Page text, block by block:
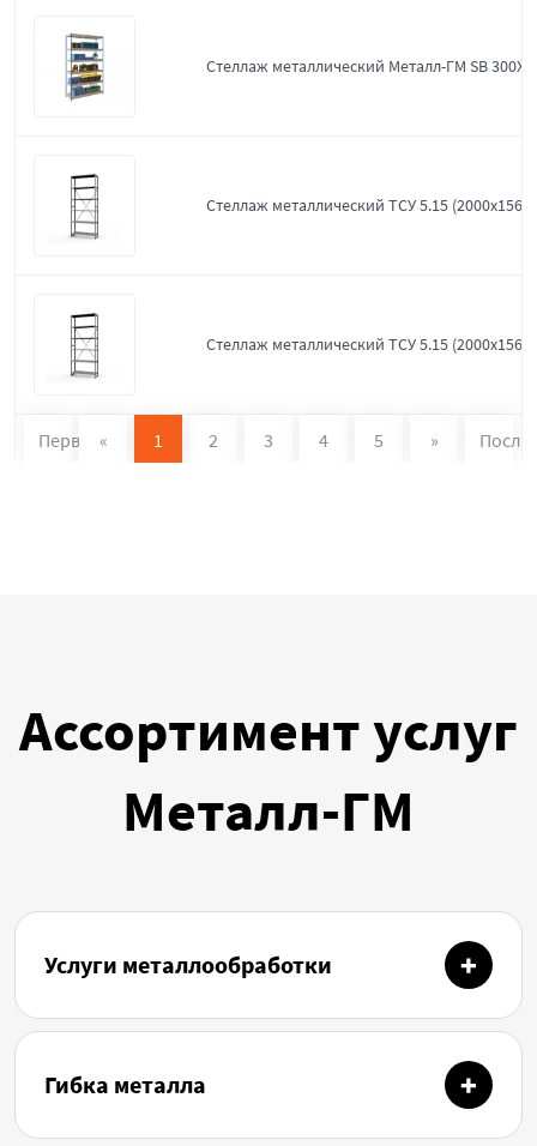
Стеллаж металлический Металл-ГМ SB
Стеллаж металлический ТСУ 5.15
Стеллаж металлический ТСУ 5.15
Первая « 1 2 3 4 5 »
Ассортимент услуг
Металл-ГМ
Услуги металлообработки
Гибка металла